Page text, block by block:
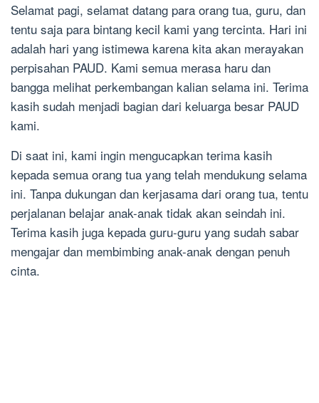
Selamat pagi, selamat datang para orang tua, guru, dan
tentu saja para bintang kecil kami yang tercinta. Hari ini
adalah hari yang istimewa karena kita akan merayakan
perpisahan PAUD. Kami semua merasa haru dan
bangga melihat perkembangan kalian selama ini. Terima
kasih sudah menjadi bagian dari keluarga besar PAUD
kami.
Di saat ini, kami ingin mengucapkan terima kasih
kepada semua orang tua yang telah mendukung selama
ini. Tanpa dukungan dan kerjasama dari orang tua, tentu
perjalanan belajar anak-anak tidak akan seindah ini.
Terima kasih juga kepada guru-guru yang sudah sabar
mengajar dan membimbing anak-anak dengan penuh
cinta.